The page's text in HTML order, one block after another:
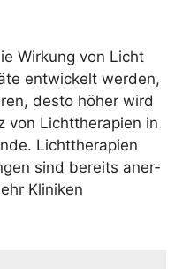
Wir­kung von Licht
ent­wi­ckelt wer­den,
des­to höher wird
von Licht­the­ra­pien in
Licht­the­ra­pien
sind bereits aner­
Kli­ni­ken